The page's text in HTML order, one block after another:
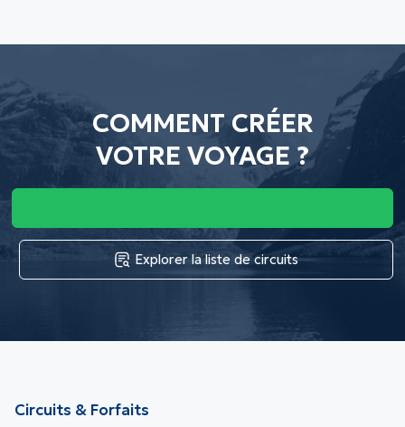
COMMENT CRÉER
VOTRE VOYAGE ?
Explorer la liste de circuits
Circuits & Forfaits